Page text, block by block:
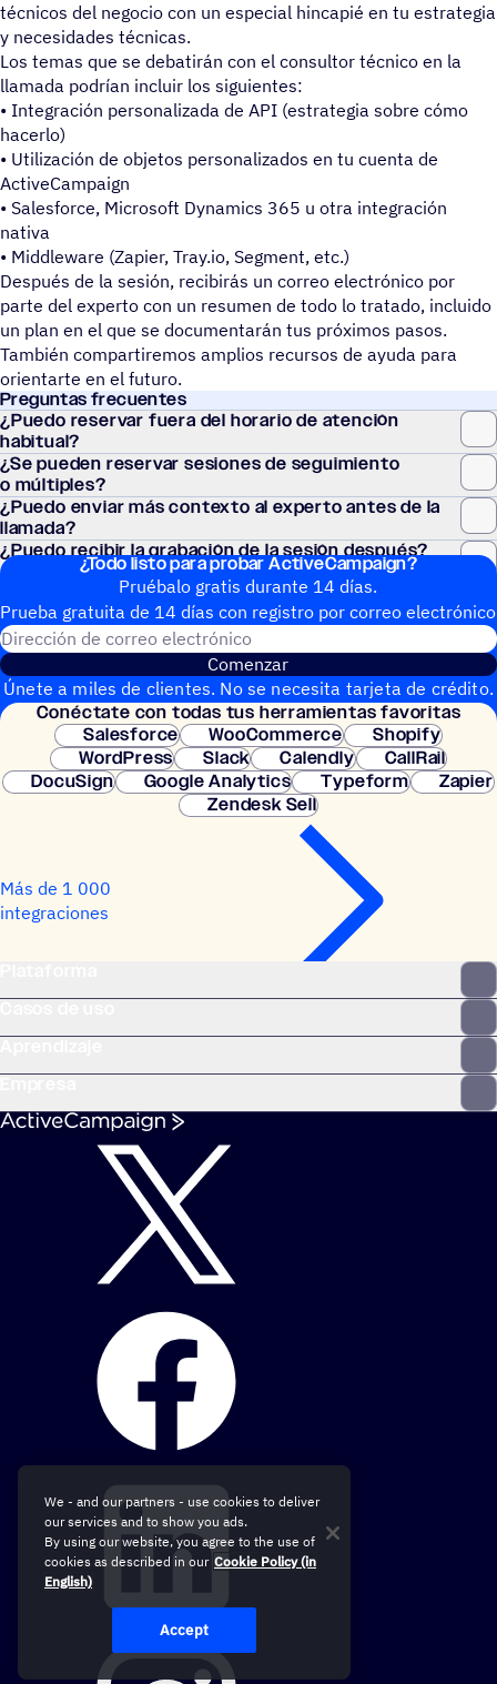
técnicos del negocio con un especial hincapié en tu estrategia
y necesidades técnicas.
Los temas que se debatirán con el consultor técnico en la
llamada podrían incluir los siguientes:
• Integración personalizada de API (estrategia sobre cómo
hacerlo)
• Utilización de objetos personalizados en tu cuenta de
ActiveCampaign
• Salesforce, Microsoft Dynamics 365 u otra integración
nativa
• Middleware (Zapier, Tray.io, Segment, etc.)
Después de la sesión, recibirás un correo electrónico por
parte del experto con un resumen de todo lo tratado, incluido
un plan en el que se documentarán tus próximos pasos.
También compartiremos amplios recursos de ayuda para
orientarte en el futuro.
Pregun­tas frecuentes
¿Puedo reser­var fuera del horario de atención
habitual?
¿Se pueden reser­var sesio­nes de segui­miento
o múltiples?
¿Puedo enviar más contexto al experto antes de la
llamada?
¿Puedo recibir la graba­ción de la sesión después?
¿Todo listo para probar ActiveCampaign?
Pruébalo gratis durante 14 días.
Prueba gratuita de 14 días con regis­tro por correo electrónico
Dirección de correo electrónico
Comenzar
Únete a miles de clientes. No se necesita tarjeta de crédito.
Configuración instantánea.
Conéc­tate con todas tus herramientas favoritas
Salesforce
WooCommerce
Shopify
WordPress
Slack Calendly
CallRail
DocuSign
Google Analytics Typeform
Zapier
Zendesk Sell
Más de 1 000
integraciones
We - and our partners - use cookies to deliver
our services and to show you ads.
By using our website, you agree to the use of
cookies as described in our Cookie Policy (in
English)
Accept